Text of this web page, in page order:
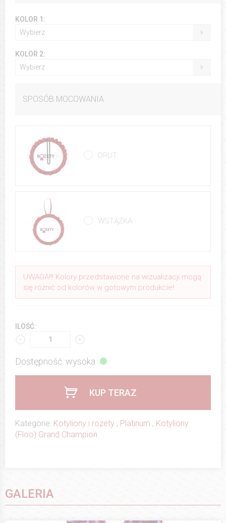
KOLOR 1:
Wybierz
KOLOR 2:
Wybierz
SPOSÓB MOCOWANIA
DRUT
WSTĄŻKA
UWAGA!!! Kolory przedstawione na wizualizacji mogą
się różnić od kolorów w gotowym produkcie!
ILOŚĆ:
Dostępność: wysoka
KUP TERAZ
Kategorie: Kotyliony i rozety , Platinum , Kotyliony
(Floo) Grand Champion
GALERIA